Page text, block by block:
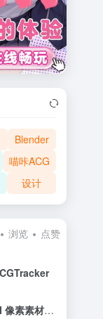
Blender
喵咔ACG
设计
浏览 点赞
AI 像素素材生成器｜游戏图标、平铺纹理、序列帧